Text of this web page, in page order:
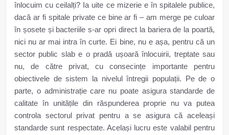
înlocuim cu ceilalți? Ia uite ce mizerie e în spitalele publice,
dacă ar fi spitale private ce bine ar fi – am merge pe culoar
în șosete și bacteriile s-ar opri direct la bariera de la poartă,
nici nu ar mai intra în curte. Ei bine, nu e așa, pentru că un
sector public slab e o pradă ușoară înlocuirii, treptate sau
nu, de către privat, cu consecințe importante pentru
obiectivele de sistem la nivelul întregii populații. Pe de o
parte, o administrație care nu poate asigura standarde de
calitate în unitățile din răspunderea proprie nu va putea
controla sectorul privat pentru a se asigura că aceleași
standarde sunt respectate. Același lucru este valabil pentru